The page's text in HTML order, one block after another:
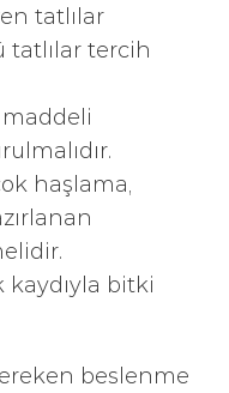
tatlılar
tercih
maddeli
haşlama,
kaydıyla bitki
beslenme